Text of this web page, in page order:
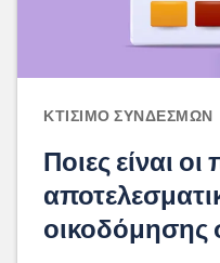
ΚΤΊΣΙΜΟ ΣΥΝΔΈΣΜΩΝ
Ποιες είναι οι